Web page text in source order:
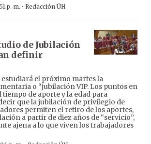
p. m. · Redacción ÚH
de Jubilación
definir
estudiará el próximo martes la
o “jubilación VIP. Los puntos en
tiempo de aporte y la edad para
que la jubilación de privilegio de
permiten el retiro de los aportes,
a partir de diez años de “servicio”,
ajena a lo que viven los trabajadores